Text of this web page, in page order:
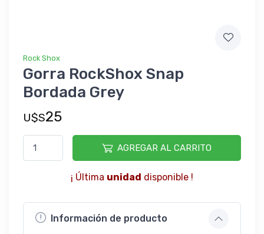
Rock Shox
Gorra RockShox Snap
Bordada Grey
U$S25
AGREGAR AL CARRITO
¡ Última unidad disponible !
Información de producto